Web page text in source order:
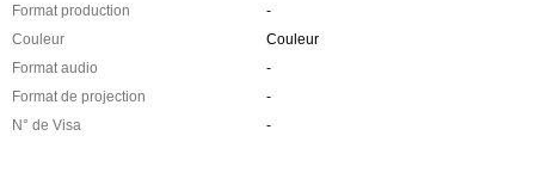
Format production
-
Couleur
Couleur
Format audio
-
Format de projection
-
N° de Visa
-